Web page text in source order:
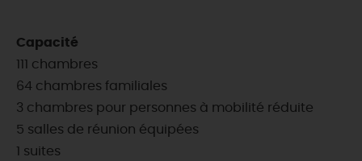
Capacité
111 chambres
64 chambres familiales
3 chambres pour personnes à mobilité réduite
5 salles de réunion équipées
1 suites